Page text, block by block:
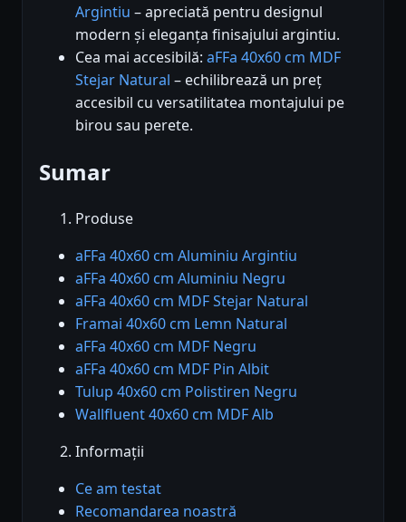
Argintiu – apreciată pentru designul
modern și eleganța finisajului argintiu.
Cea mai accesibilă: aFFa 40x60 cm MDF
Stejar Natural – echilibrează un preț
accesibil cu versatilitatea montajului pe
birou sau perete.
Sumar
Produse
aFFa 40x60 cm Aluminiu Argintiu
aFFa 40x60 cm Aluminiu Negru
aFFa 40x60 cm MDF Stejar Natural
Framai 40x60 cm Lemn Natural
aFFa 40x60 cm MDF Negru
aFFa 40x60 cm MDF Pin Albit
Tulup 40x60 cm Polistiren Negru
Wallfluent 40x60 cm MDF Alb
Informații
Ce am testat
Recomandarea noastră